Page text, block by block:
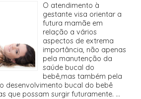
O atendimento à
gestante visa orientar a
futura mamãe em
relação a vários
aspectos de extrema
importância, não apenas
pela manutenção da
saúde bucal do
bebê,mas também pela
desenvolvimento bucal do bebê
que possam surgir futuramente. ...